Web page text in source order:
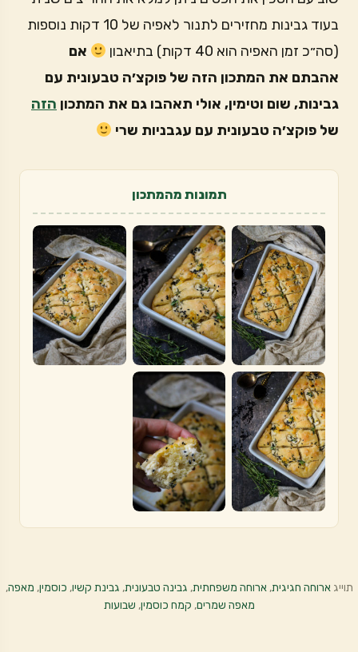
בעוד גבינות מחזירים לתנור לאפיה של 10 דקות נוספות
(סה״כ זמן האפיה הוא 40 דקות) בתיאבון
אם
אהבתם את המתכון הזה של פוקצ׳ה טבעונית עם
גבינות, שום וטימין, אולי תאהבו גם את המתכון הזה
של פוקצ׳ה טבעונית עם עגבניות שרי
תמונות מהמתכון
תוייגארוחה חגיגית,ארוחה משפחתית, גבינה טבעונית, גבינת קשיו, כוסמין, מאפה,
מאפה שמרים, קמח כוסמין, שבועות